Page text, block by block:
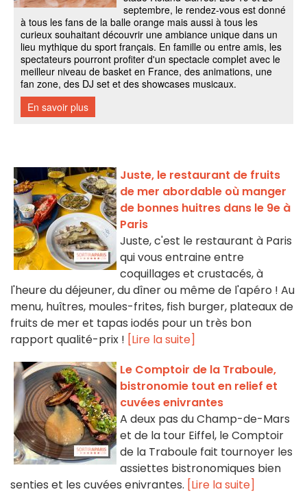
Juste, le restaurant de fruits
de mer abordable où manger
de bonnes huitres dans le 9e à
Paris
Juste, c'est le restaurant à Paris
qui vous entraine entre
coquillages et crustacés, à
l'heure du déjeuner, du dîner ou même de l'apéro ! Au
menu, huîtres, moules-frites, fish burger, plateaux de
fruits de mer et tapas iodés pour un très bon
rapport qualité-prix ! [Lire la suite]
Le Comptoir de la Traboule,
bistronomie tout en relief et
cuvées enivrantes
A deux pas du Champ-de-Mars
et de la tour Eiffel, le Comptoir
de la Traboule fait tournoyer les
assiettes bistronomiques bien
senties et les cuvées enivrantes. [Lire la suite]